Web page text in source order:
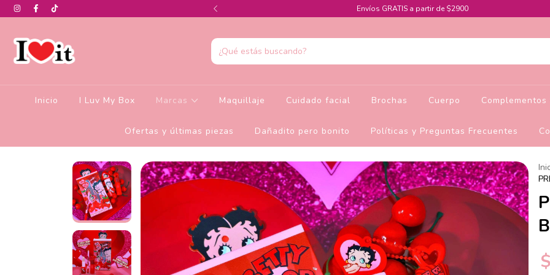
de descuento en la colección de Glamlite Envíos GRATIS a partir de $2900
Inicio I Luv My Box Marcas Maquillaje Cuidado facial Brochas Cuerpo
Ofertas y últimas piezas Dañadito pero bonito Políticas y Preguntas Frecuentes